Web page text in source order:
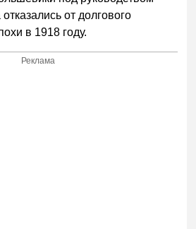
от долгового
в 1918 году.
Реклама